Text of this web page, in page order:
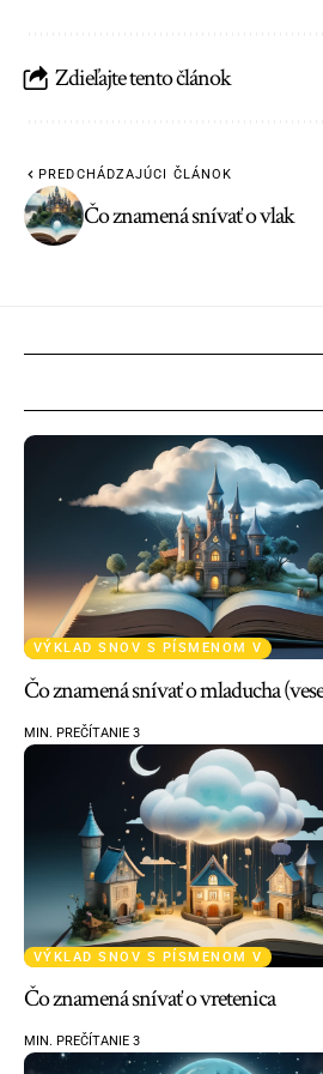
Zdieľajte tento článok
PREDCHÁDZAJÚCI ČLÁNOK
Čo znamená snívať o vlak
VÝKLAD SNOV S PÍSMENOM V
Čo znamená snívať o mladucha
MIN. PREČÍTANIE 3
VÝKLAD SNOV S PÍSMENOM V
Čo znamená snívať o vretenica
MIN. PREČÍTANIE 3